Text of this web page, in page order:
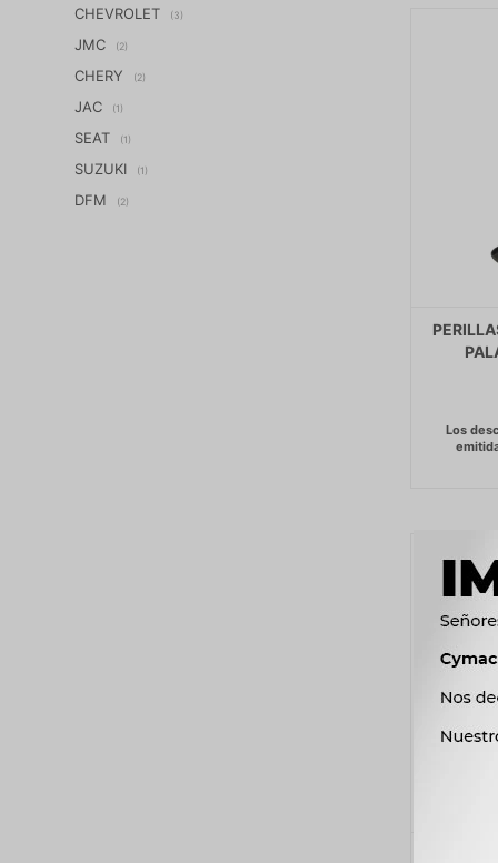
CHEVROLET (3)
JMC (2)
CHERY (2)
JAC (1)
SEAT (1)
SUZUKI (1)
DFM (2)